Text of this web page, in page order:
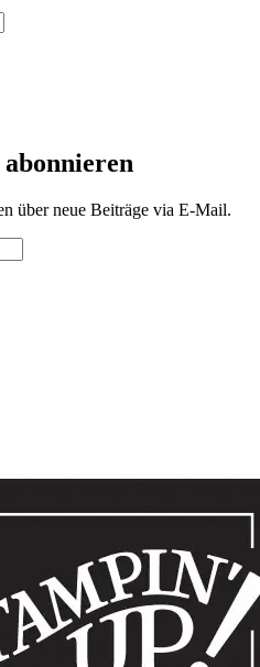
über neue Beiträge via E-Mail.